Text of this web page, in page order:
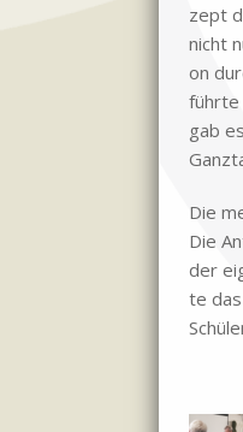
zept
nicht
on
führ­te
gab
Die
Die
der
te